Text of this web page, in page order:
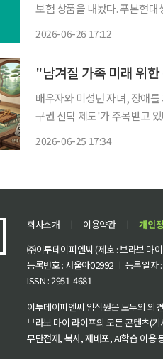
보험 상품을 내놨다. 푸본현대생명은 ‘MAX 연금다운 연금보험 적립형(무)’ 상품을 출시했다
2026-06-26 17:12
"남겨질 가족 미래 위
배우자와 미성년 자녀, 장애
구권 신탁 제도'가 주목받고 있다. 25일 생명보험업계에 따르면 사망보험금 청구권
2026-06-25 17:34
회사소개 ㅣ 이용약관 ㅣ 개인
㈜이투데이피엔씨 (제호 : 브라보 마
등록번호 : 서울아02992 ㅣ 등록일자
ISSN : 2951-4681
이투데이피엔씨 임직원은 모두의 의
브라보 마이 라이프의 모든 콘텐츠(
무단전재, 복사, 재배포, AI학습 이용